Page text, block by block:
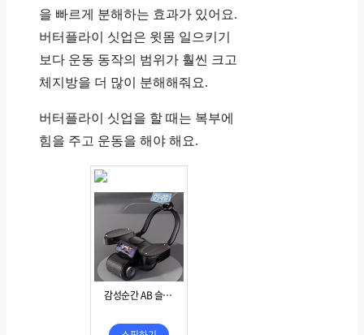
을 빠르게 분해하는 효과가 있어요.
버터플라이 싯업은 윗몸 일으키기
보다 운동 동작의 범위가 훨씬 크고
체지방을 더 많이 분해해줘요.
버터플라이 싯업을 할 때는 복부에
힘을 주고 운동을 해야 해요.